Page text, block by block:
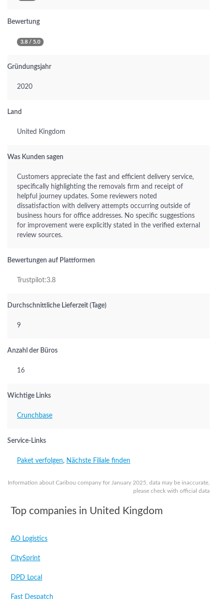
Information about Caribou company for January 2025, data may be inaccurate,
please check with official data
Bewertung
3.8 / 5.0
Gründungsjahr
2020
Land
United Kingdom
Was Kunden sagen
Customers appreciate the fast and efficient delivery service,
specifically highlighting the removals firm and receipt of
helpful journey updates. Some reviewers noted
dissatisfaction with delivery attempts occurring outside of
business hours for office addresses. No specific suggestions
for improvement were explicitly stated in the verified external
review sources.
Bewertungen auf Plattformen
Trustpilot:3.8
Durchschnittliche Lieferzeit (Tage)
9
Anzahl der Büros
16
Wichtige Links
Crunchbase
Service-Links
Paket verfolgen, Nächste Filiale finden
Top companies in United Kingdom
AO Logistics
CitySprint
DPD Local
Fast Despatch